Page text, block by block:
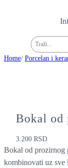
Pretraga
Home/ Porcelan i
Bokal od
3.200RSD
Bokal od prozirnog
kombinovati uz sve